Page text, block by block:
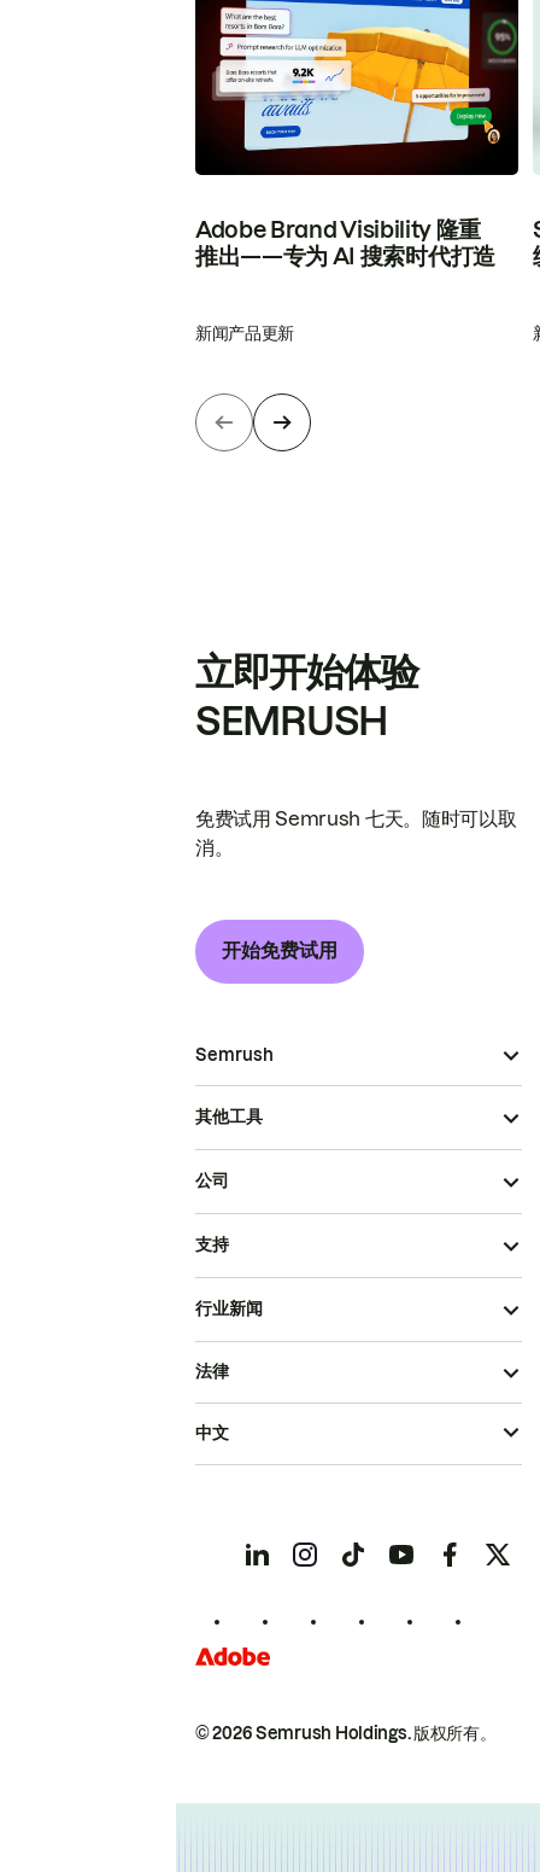
Adobe Brand Visibility 隆重
推出——专为 AI 搜索时代打造
新闻产品更新
立即开始体验
SEMRUSH
免费试用 Semrush 七天。随时可以取
消。
开始免费试用
Semrush
其他工具
公司
支持
行业新闻
© 2026 Semrush Holdings.版权所有。
法律
中文